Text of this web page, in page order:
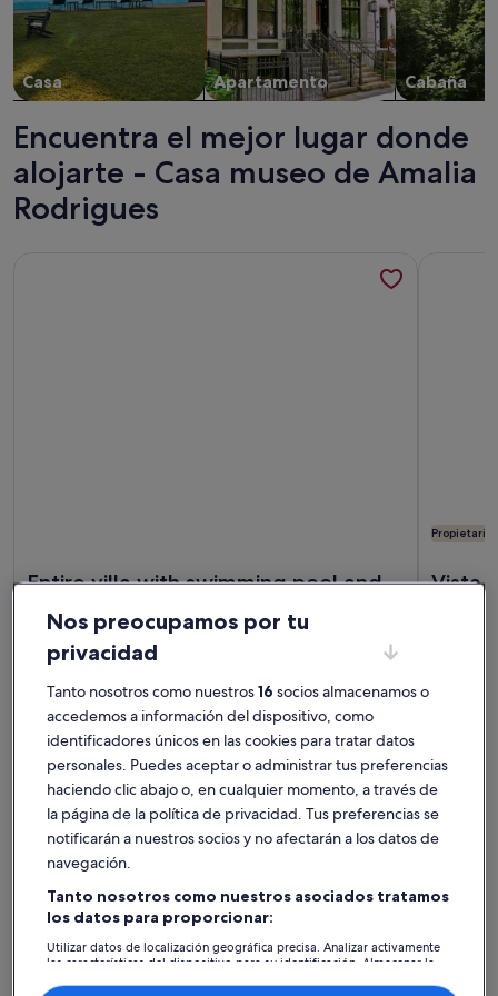
Casa Apartamento Cabaña
Encuentra el mejor lugar donde
alojarte - Casa museo de Amalia
Rodrigues
Entire villa with swimming pool and
padel court, near the beach. 14
people.
10 de 10
Excepcional
excepcional
5 comentarios
(5 comentarios)
Más información sobre Entire villa with swimming pool
Vista
Alojamientos mejor valorados -
Casa museo de Amalia
Rodrigues
Más información sobre NUEVO - Studio Arrábida, Lisboa
Más
Nos preocupamos por tu
privacidad
Tanto nosotros como nuestros16 socios almacenamos o
accedemos a información del dispositivo, como
identificadores únicos en las cookies para tratar datos
personales. Puedes aceptar o administrar tus preferencias
haciendo clic abajo o, en cualquier momento, a través de
la página de la política de privacidad. Tus preferencias se
notificarán a nuestros socios y no afectarán a los datos de
navegación.
Tanto nosotros como nuestros asociados tratamos
los datos para proporcionar:
Utilizar datos de localización geográfica precisa. Analizar activamente
las características del dispositivo para su identificación. Almacenar la